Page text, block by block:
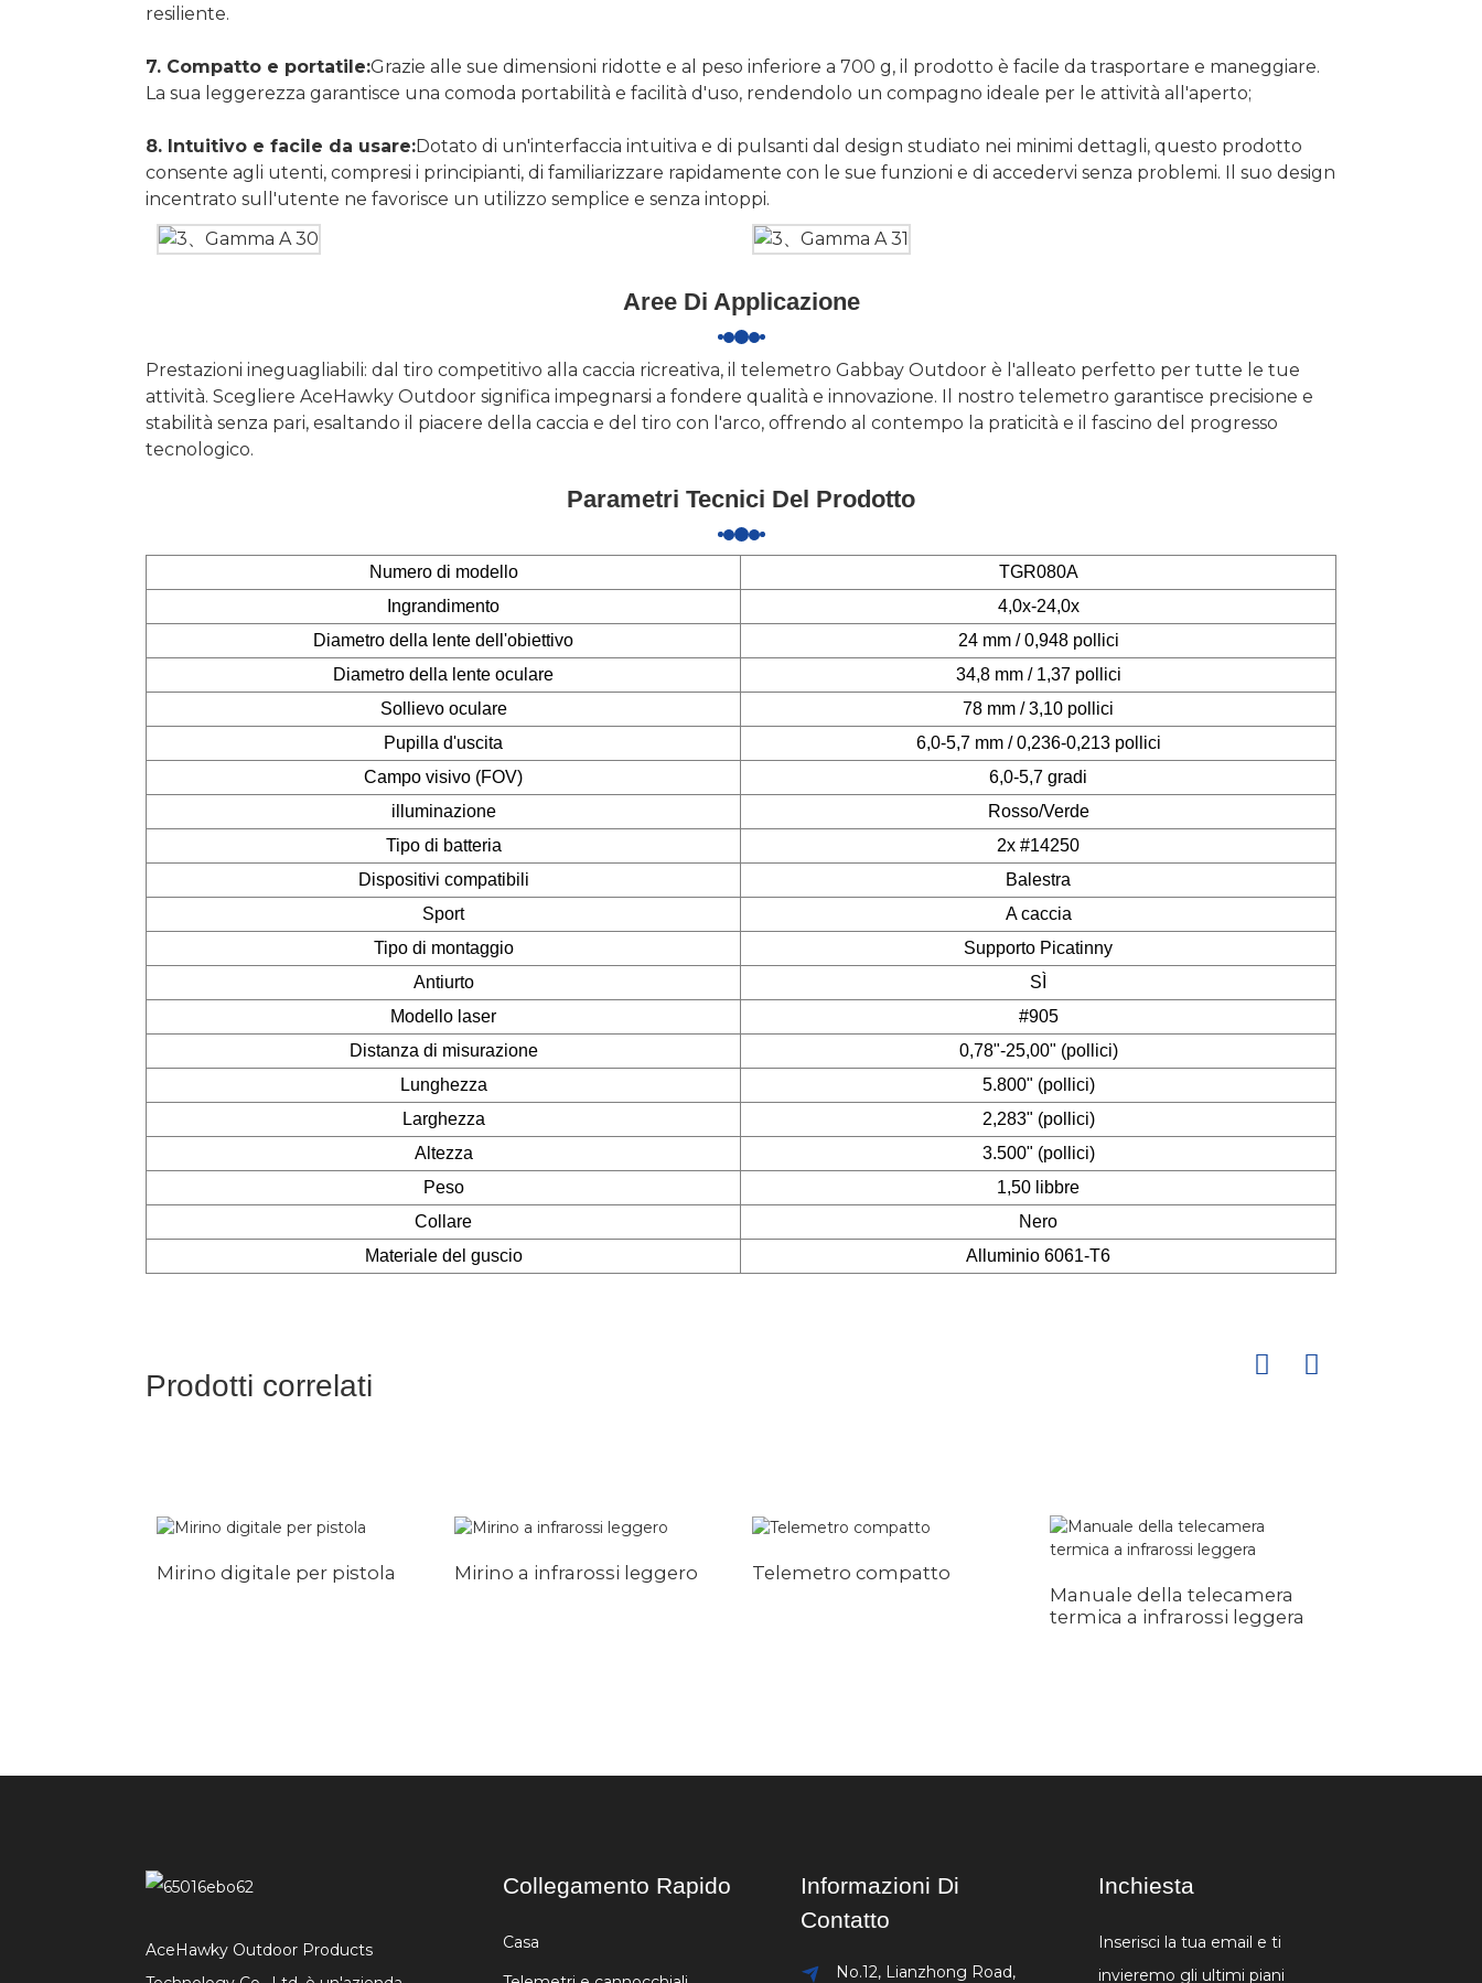
resiliente.
7. Compatto e portatile:Grazie alle sue dimensioni ridotte e al peso inferiore a 700 g, il prodotto è facile da trasportare e maneggiare.
La sua leggerezza garantisce una comoda portabilità e facilità d'uso, rendendolo un compagno ideale per le attività all'aperto;
8. Intuitivo e facile da usare:Dotato di un'interfaccia intuitiva e di pulsanti dal design studiato nei minimi dettagli, questo prodotto
consente agli utenti, compresi i principianti, di familiarizzare rapidamente con le sue funzioni e di accedervi senza problemi. Il suo design
incentrato sull'utente ne favorisce un utilizzo semplice e senza intoppi.
Aree Di Applicazione
Prestazioni ineguagliabili: dal tiro competitivo alla caccia ricreativa, il telemetro Gabbay Outdoor è l'alleato perfetto per tutte le tue
attività. Scegliere AceHawky Outdoor significa impegnarsi a fondere qualità e innovazione. Il nostro telemetro garantisce precisione e
stabilità senza pari, esaltando il piacere della caccia e del tiro con l'arco, offrendo al contempo la praticità e il fascino del progresso
tecnologico.
Parametri Tecnici Del Prodotto
Numero di modello
TGR080A
Ingrandimento
4,0x-24,0x
Diametro della lente dell'obiettivo
24 mm / 0,948 pollici
Diametro della lente oculare
34,8 mm / 1,37 pollici
Sollievo oculare
78 mm / 3,10 pollici
Pupilla d'uscita
6,0-5,7 mm / 0,236-0,213 pollici
Campo visivo (FOV)
6,0-5,7 gradi
illuminazione
Rosso/Verde
Tipo di batteria
2x #14250
Dispositivi compatibili
Balestra
Sport
A caccia
Tipo di montaggio
Supporto Picatinny
Antiurto
SÌ
Modello laser
#905
Distanza di misurazione
0,78"-25,00" (pollici)
Lunghezza
5.800" (pollici)
Larghezza
2,283" (pollici)
Altezza
3.500" (pollici)
Peso
1,50 libbre
Collare
Nero
Materiale del guscio
Alluminio 6061-T6
Prodotti correlati
Mirino digitale per pistola Mirino a infrarossi leggero
Telemetro compatto
Manuale della telecamera
termica a infrarossi leggera
AceHawky Outdoor Products
Collegamento Rapido
Casa
Informazioni Di
Contatto
No.12, Lianzhong Road,
Inchiesta
Inserisci la tua email e ti
invieremo gli ultimi piani